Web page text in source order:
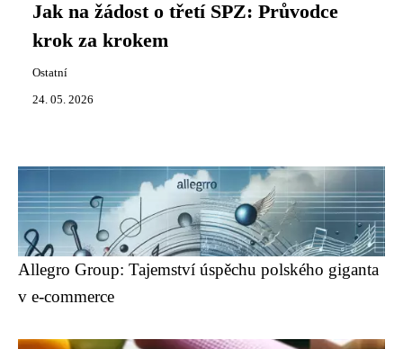
Jak na žádost o třetí SPZ: Průvodce
krok za krokem
Ostatní
24. 05. 2026
Allegro Group: Tajemství úspěchu polského giganta
v e-commerce